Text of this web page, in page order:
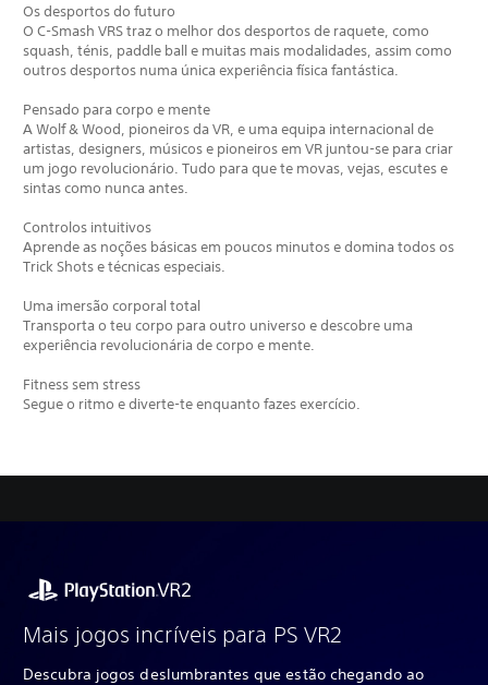
Os desportos do futuro
O C-Smash VRS traz o melhor dos desportos de raquete, como
squash, ténis, paddle ball e muitas mais modalidades, assim como
outros desportos numa única experiência física fantástica.
Pensado para corpo e mente
A Wolf & Wood, pioneiros da VR, e uma equipa internacional de
artistas, designers, músicos e pioneiros em VR juntou-se para criar
um jogo revolucionário. Tudo para que te movas, vejas, escutes e
sintas como nunca antes.
Controlos intuitivos
Aprende as noções básicas em poucos minutos e domina todos os
Trick Shots e técnicas especiais.
Uma imersão corporal total
Transporta o teu corpo para outro universo e descobre uma
experiência revolucionária de corpo e mente.
Fitness sem stress
Segue o ritmo e diverte-te enquanto fazes exercício.
Mais jogos incríveis para PS VR2
Descubra jogos deslumbrantes que estão chegando ao